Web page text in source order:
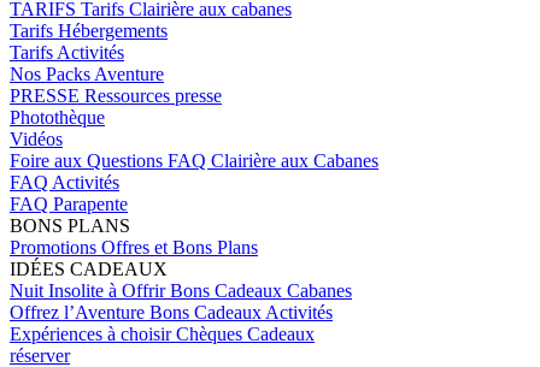
TARIFS Tarifs Clairière aux cabanes
Tarifs Hébergements
Tarifs Activités
Nos Packs Aventure
PRESSE Ressources presse
Photothèque
Vidéos
Foire aux Questions FAQ Clairière aux Cabanes
FAQ Activités
FAQ Parapente
BONS PLANS
Promotions Offres et Bons Plans
IDÉES CADEAUX
Nuit Insolite à OffrirBons Cadeaux Cabanes
Offrez l’Aventure Bons Cadeaux Activités
Expériences à choisirChèques Cadeaux
réserver